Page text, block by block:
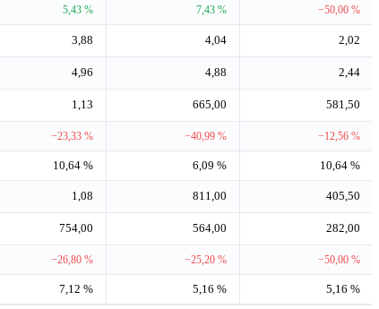
5,43 % 7,43 % −50,00 %
3,88 4,04 2,02
4,96 4,88 2,44
1,13 665,00 581,50
−23,33 % −40,99 % −12,56 %
10,64 % 6,09 % 10,64 %
1,08 811,00 405,50
754,00 564,00 282,00
−26,80 % −25,20 % −50,00 %
7,12 % 5,16 % 5,16 %